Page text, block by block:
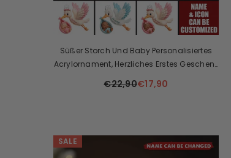
Süßer Storch Und Baby Personalisiertes
Acrylornament, Herzliches Erstes Geschenk
€22,90€17,90
SALE